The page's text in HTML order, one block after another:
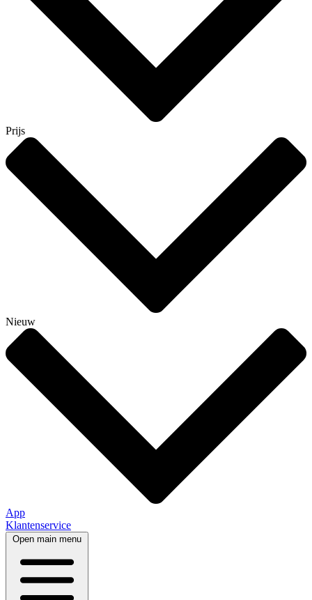
Prijs
Nieuw
App
Klantenservice
Open main menu